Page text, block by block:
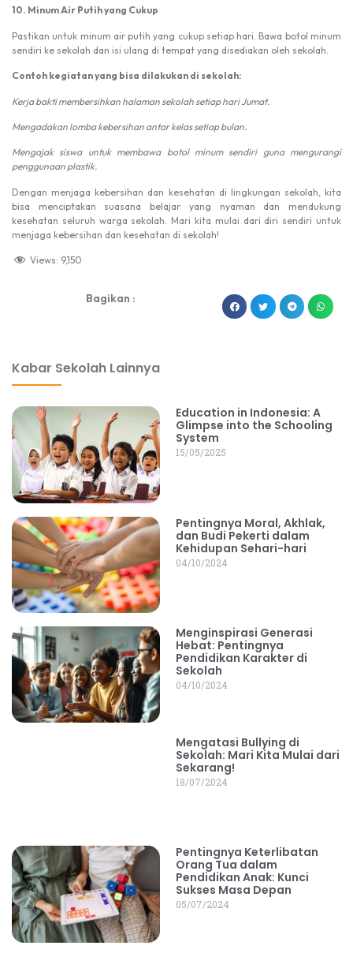
10. Minum Air Putih yang Cukup
Pastikan untuk minum air putih yang cukup setiap hari. Bawa botol minum
sendiri ke sekolah dan isi ulang di tempat yang disediakan oleh sekolah.
Contoh kegiatan yang bisa dilakukan di sekolah:
Kerja bakti membersihkan halaman sekolah setiap hari Jumat.
Mengadakan lomba kebersihan antar kelas setiap bulan.
Mengajak siswa untuk membawa botol minum sendiri guna mengurangi
penggunaan plastik.
Dengan menjaga kebersihan dan kesehatan di lingkungan sekolah, kita
bisa menciptakan suasana belajar yang nyaman dan mendukung
kesehatan seluruh warga sekolah. Mari kita mulai dari diri sendiri untuk
menjaga kebersihan dan kesehatan di sekolah!
Views: 9,150
Bagikan :
Kabar Sekolah Lainnya
Education in Indonesia: A
Glimpse into the Schooling
System
15/05/2025
Pentingnya Moral, Akhlak,
dan Budi Pekerti dalam
Kehidupan Sehari-hari
04/10/2024
Menginspirasi Generasi
Hebat: Pentingnya
Pendidikan Karakter di
Sekolah
04/10/2024
Mengatasi Bullying di
Sekolah: Mari Kita Mulai dari
Sekarang!
18/07/2024
Pentingnya Keterlibatan
Orang Tua dalam
Pendidikan Anak: Kunci
Sukses Masa Depan
05/07/2024